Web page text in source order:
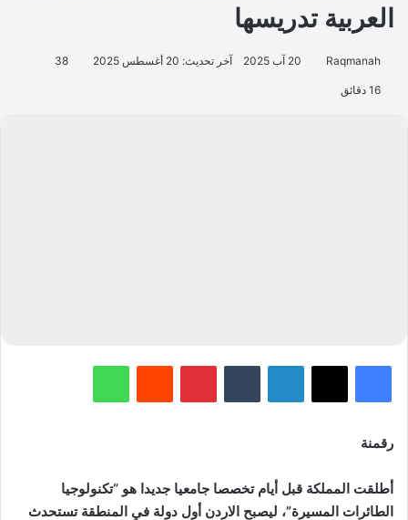
العربية تدريسها
Raqmanah 20 آب 2025 آخر تحديث: 20 أغسطس 2025 38
فيسبوك لينكدإن بينتيريست
رقمنة
أطلقت المملكة قبل أيام تخصصا جامعيا جديدا هو “تكنولوجيا
الطائرات المسيرة”، ليصبح الاردن أول دولة في المنطقة تستحدث